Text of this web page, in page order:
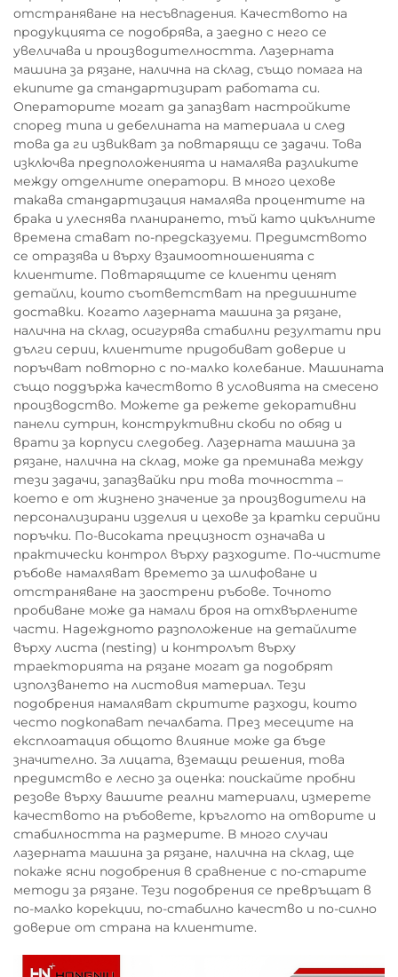
отстраняване на несъвпадения. Качеството на
продукцията се подобрява, а заедно с него се
увеличава и производителността. Лазерната
машина за рязане, налична на склад, също помага на
екипите да стандартизират работата си.
Операторите могат да запазват настройките
според типа и дебелината на материала и след
това да ги извикват за повтарящи се задачи. Това
изключва предположенията и намалява разликите
между отделните оператори. В много цехове
такава стандартизация намалява процентите на
брака и улеснява планирането, тъй като цикълните
времена стават по-предсказуеми. Предимството
се отразява и върху взаимоотношенията с
клиентите. Повтарящите се клиенти ценят
детайли, които съответстват на предишните
доставки. Когато лазерната машина за рязане,
налична на склад, осигурява стабилни резултати при
дълги серии, клиентите придобиват доверие и
поръчват повторно с по-малко колебание. Машината
също поддържа качеството в условията на смесено
производство. Можете да режете декоративни
панели сутрин, конструктивни скоби по обяд и
врати за корпуси следобед. Лазерната машина за
рязане, налична на склад, може да преминава между
тези задачи, запазвайки при това точността –
което е от жизнено значение за производители на
персонализирани изделия и цехове за кратки серийни
поръчки. По-високата прецизност означава и
практически контрол върху разходите. По-чистите
ръбове намаляват времето за шлифоване и
отстраняване на заострени ръбове. Точното
пробиване може да намали броя на отхвърлените
части. Надеждното разположение на детайлите
върху листа (nesting) и контролът върху
траекторията на рязане могат да подобрят
използването на листовия материал. Тези
подобрения намаляват скритите разходи, които
често подкопават печалбата. През месеците на
експлоатация общото влияние може да бъде
значително. За лицата, вземащи решения, това
предимство е лесно за оценка: поискайте пробни
резове върху вашите реални материали, измерете
качеството на ръбовете, кръглото на отворите и
стабилността на размерите. В много случаи
лазерната машина за рязане, налична на склад, ще
покаже ясни подобрения в сравнение с по-старите
методи за рязане. Тези подобрения се превръщат в
по-малко корекции, по-стабилно качество и по-силно
доверие от страна на клиентите.